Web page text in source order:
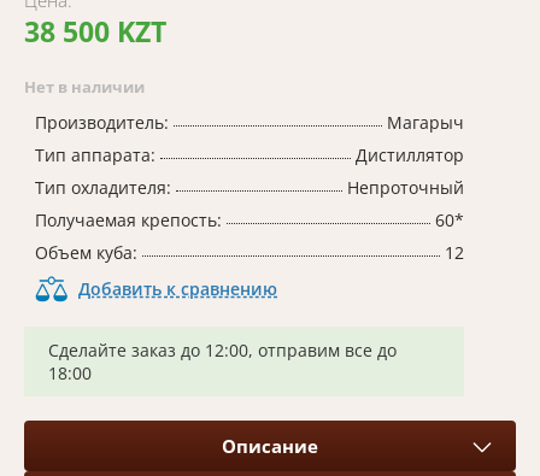
38 500 KZT
Нет в наличии
Производитель:
Магарыч
Тип аппарата:
Дистиллятор
Тип охладителя:
Непроточный
Получаемая крепость:
60*
Объем куба:
12
Добавить к сравнению
Сделайте заказ до 12:00, отправим все до
18:00
Описание